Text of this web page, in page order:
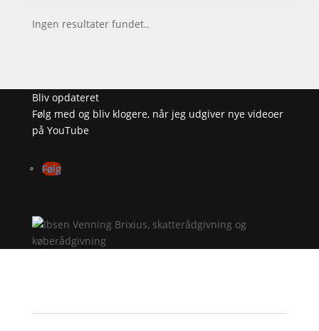
Ingen resultater fundet..
Bliv opdateret
Følg med og bliv klogere, når jeg udgiver nye videoer
på YouTube
Følg